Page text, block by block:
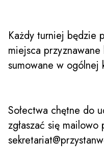
Każdy turniej będzie
miejsca
sumowane w ogólnej
Sołectwa chętne do
zgłaszać się mailowo